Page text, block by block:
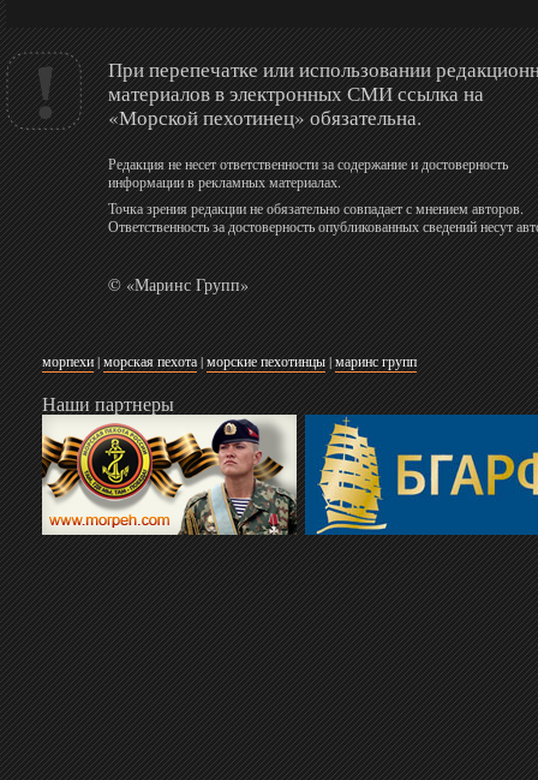
При перепечатке или использовании
материалов в электронных СМИ ссылка на
«Морской пехотинец» обязательна.
Редакция не несет ответственности за содержание и достоверность
информации в рекламных материалах.
Точка зрения редакции не обязательно совпадает с мнением авторов.
Ответственность за достоверность опубликованных сведений несут
© «Маринс Групп»
морпехи|морская пехота|морские пехотинцы|маринс групп
Наши партнеры